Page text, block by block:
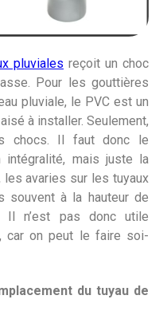
pluviales reçoit un choc
Pour les gouttières
pluviale, le PVC est un
à installer. Seulement,
chocs. Il faut donc le
intégralité, mais juste la
les avaries sur les tuyaux
souvent à la hauteur de
Il n’est pas donc utile
car on peut le faire soi-
du tuyau de